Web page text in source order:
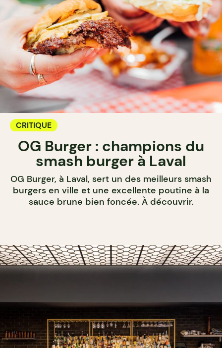
CRITIQUE
OG Burger : champions du
smash burger à Laval
OG Burger, à Laval, sert un des meilleurs smash
burgers en ville et une excellente poutine à la
sauce brune bien foncée. À découvrir.